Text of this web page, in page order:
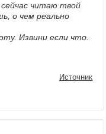
читаю твой
о чем реально
Извини если что.
Источник